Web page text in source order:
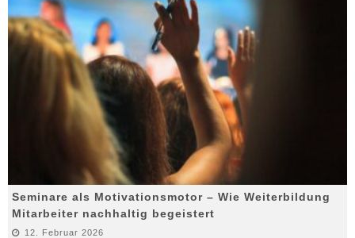
Seminare als Motivationsmotor – Wie Weiterbildung
Mitarbeiter nachhaltig begeistert
12. Februar 2026